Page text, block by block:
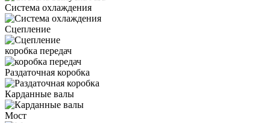
Система охлаждения
Сцепление
коробка передач
Раздаточная коробка
Карданные валы
Мост